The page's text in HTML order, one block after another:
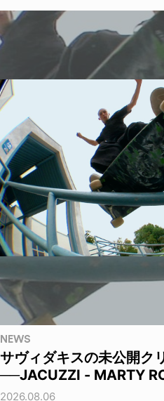
NEWS
サヴィダキスの未公開ク
──JACUZZI - MARTY
2026.08.06